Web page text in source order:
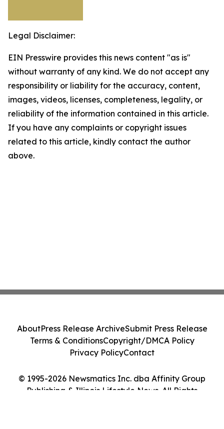
Legal Disclaimer:
EIN Presswire provides this news content "as is"
without warranty of any kind. We do not accept any
responsibility or liability for the accuracy, content,
images, videos, licenses, completeness, legality, or
reliability of the information contained in this article.
If you have any complaints or copyright issues
related to this article, kindly contact the author
above.
© 1995-2026 Newsmatics Inc. dba Affinity Group
Publishing & Illinois Lifestyle News. All Rights
AboutPress Release ArchiveSubmit Press Release
Terms & ConditionsCopyright/DMCA Policy
Privacy PolicyContact